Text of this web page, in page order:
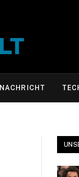
NACHRICHT